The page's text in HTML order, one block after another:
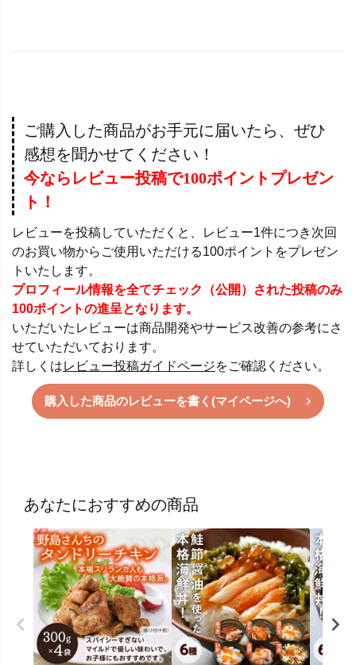
ご購入した商品がお手元に届いたら、ぜひ
感想を聞かせてください！
今ならレビュー投稿で100ポイントプレゼン
ト！
レビューを投稿していただくと、レビュー1件につき次回
のお買い物からご使用いただける100ポイントをプレゼン
トいたします。
プロフィール情報を全てチェック（公開）された投稿のみ
100ポイントの進呈となります。
いただいたレビューは商品開発やサービス改善の参考にさ
せていただいております。
詳しくはレビュー投稿ガイドページをご確認ください。
購入した商品のレビューを書く(マイページへ)
あなたにおすすめの商品